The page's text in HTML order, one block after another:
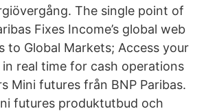
The single point of
Fixes Income’s global web
to Global Markets; Access your
real time for cash operations
Mini futures från BNP Paribas.
futures produktutbud och